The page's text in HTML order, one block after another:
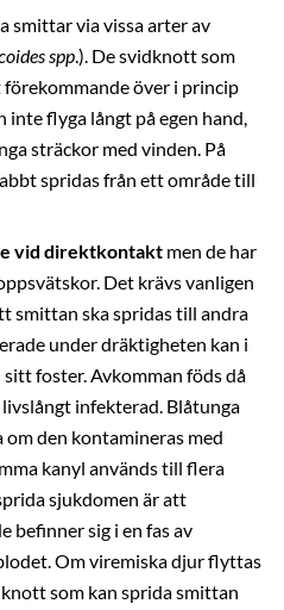
smittar via vissa arter av
spp.). De svidknott som
över i princip
inte flyga långt på egen hand,
sträckor med vinden. På
spridas från ett område till
vid direktkontakt men de har
Det krävs vanligen
smittan ska spridas till andra
under dräktigheten kan i
foster. Avkomman föds då
infekterad. Blåtunga
om den kontamineras med
kanyl används till flera
sjukdomen är att
befinner sig i en fas av
Om viremiska djur flyttas
som kan sprida smittan